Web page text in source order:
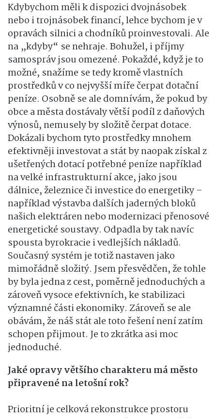
Kdybychom měli k dispozici dvojnásobek
nebo i trojnásobek financí, lehce bychom je v
opravách silnici a chodníků proinvestovali. Ale
na „kdyby“ se nehraje. Bohužel, i příjmy
samospráv jsou omezené. Pokaždé, když je to
možné, snažíme se tedy kromě vlastních
prostředků v co nejvyšší míře čerpat dotační
peníze. Osobně se ale domnívám, že pokud by
obce a města dostávaly větší podíl z daňových
výnosů, nemusely by složitě čerpat dotace.
Dokázali bychom tyto prostředky mnohem
efektivněji investovat a stát by naopak získal z
ušetřených dotací potřebné peníze například
na velké infrastrukturní akce, jako jsou
dálnice, železnice či investice do energetiky –
například výstavba dalších jaderných bloků
našich elektráren nebo modernizaci přenosové
energetické soustavy. Odpadla by tak navíc
spousta byrokracie i vedlejších nákladů.
Současný systém je totiž nastaven jako
mimořádně složitý. Jsem přesvědčen, že tohle
by byla jedna z cest, poměrně jednoduchých a
zároveň vysoce efektivních, ke stabilizaci
významné části ekonomiky. Zároveň se ale
obávám, že náš stát ale toto řešení není zatím
schopen přijmout. Je to zkrátka asi moc
jednoduché.
Jaké opravy většího charakteru má město
připravené na letošní rok?
Prioritní je celková rekonstrukce prostoru